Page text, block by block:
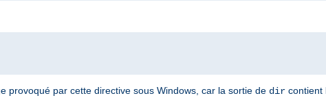
provoqué par cette directive sous Windows, car la sortie de dir contient